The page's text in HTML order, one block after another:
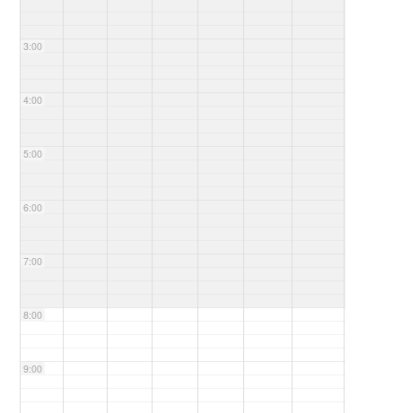
3:00
4:00
5:00
6:00
7:00
8:00
9:00